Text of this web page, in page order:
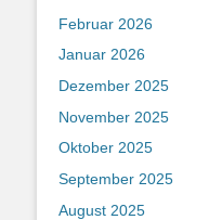
Februar 2026
Januar 2026
Dezember 2025
November 2025
Oktober 2025
September 2025
August 2025